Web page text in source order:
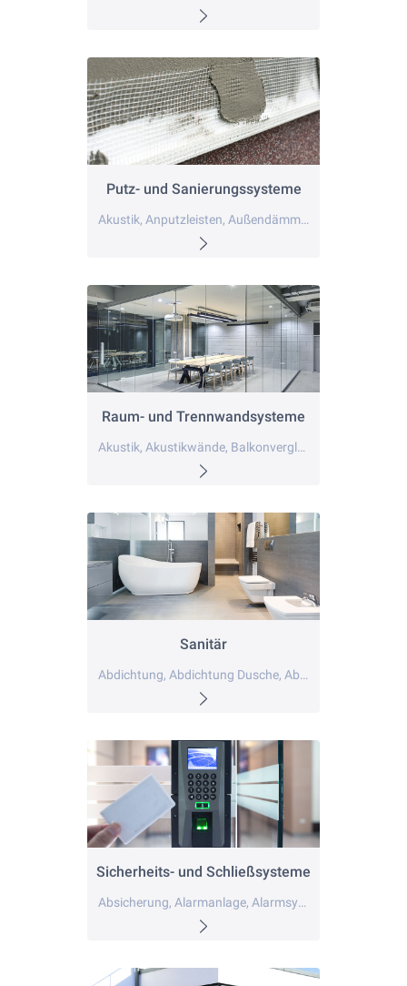
Putz- und Sanierungssysteme
Akustik, Anputzleisten, Außendämmung
Raum- und Trennwandsysteme
Akustik, Akustikwände, Balkonverglasung
Sanitär
Abdichtung, Abdichtung Dusche, Abschlussprofil
Sicherheits- und Schließsysteme
Absicherung, Alarmanlage, Alarmsystem